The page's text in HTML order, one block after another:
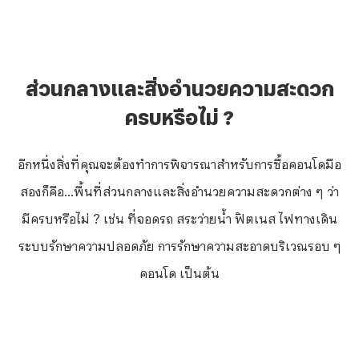
ส่วนกลางและสิ่งอำนวยความสะดวก
ครบหรือไม่ ?
อีกหนึ่งสิ่งที่คุณจะต้องทำการพิจารณาสำหรับการซื้อคอนโดมือ
สองก็คือ...พื้นที่ส่วนกลางและสิ่งอำนวยความสะดวกต่าง ๆ ว่า
มีครบหรือไม่ ? เช่น ที่จอดรถ สระว่ายน้ำ ฟิตเนส ไฟทางเดิน
ระบบรักษาความปลอดภัย การรักษาความสะอาดบริเวณรอบ ๆ
คอนโด เป็นต้น